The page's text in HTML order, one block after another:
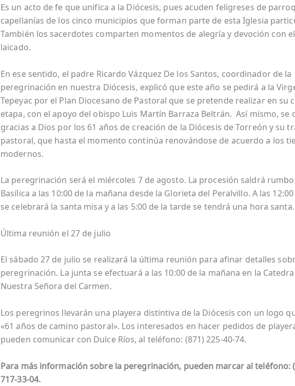
Es un acto de fe que unifica a la Diócesis, pues acuden feligreses de
capellanías de los cinco municipios que forman parte de esta Iglesia
También los sacerdotes comparten momentos de alegría y devoción con el
laicado.
En ese sentido, el padre Ricardo Vázquez De los Santos, coordinador de la
peregrinación en nuestra Diócesis, explicó que este año se pedirá a la
Tepeyac por el Plan Diocesano de Pastoral que se pretende realizar en su
etapa, con el apoyo del obispo Luis Martín Barraza Beltrán. Así mismo, se
gracias a Dios por los 61 años de creación de la Diócesis de Torreón y su
pastoral, que hasta el momento continúa renovándose de acuerdo a los
modernos.
La peregrinación será el miércoles 7 de agosto. La procesión saldrá
Basílica a las 10:00 de la mañana desde la Glorieta del Peralvillo. A las
se celebrará la santa misa y a las 5:00 de la tarde se tendrá una hora santa.
Última reunión el 27 de julio
El sábado 27 de julio se realizará la última reunión para afinar detalles
peregrinación. La junta se efectuará a las 10:00 de la mañana en la
Nuestra Señora del Carmen.
Los peregrinos llevarán una playera distintiva de la Diócesis con un logo
«61 años de camino pastoral». Los interesados en hacer pedidos de
pueden comunicar con Dulce Ríos, al teléfono: (871) 225-40-74.
Para más información sobre la peregrinación, pueden marcar al teléfono:
717-33-04.